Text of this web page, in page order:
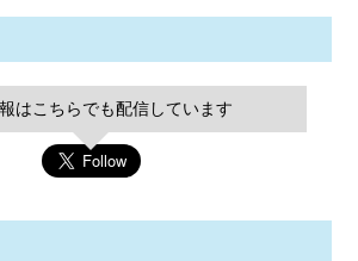
はこちらでも配信しています